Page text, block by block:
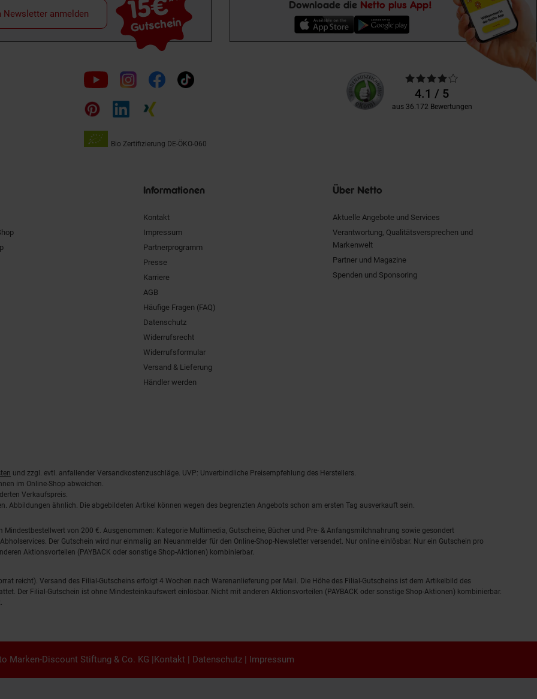
15€
Gutschein
Newsletter anmelden
Downloade die Netto plus App!
Folge
uns
auf
Bio Zertifizierung DE-ÖKO-060
Unsere
Kundenbewertungen
Durchschnittliche
Bewertungen4.1 / 5
aus 36.172 Bewertungen
Informationen
Kontakt
Impressum
Partnerprogramm
Presse
Karriere
AGB
Häufige Fragen (FAQ)
Datenschutz
Widerrufsrecht
Widerrufsformular
Versand & Lieferung
Händler werden
Über Netto
Aktuelle Angebote und Services
Verantwortung, Qualitätsversprechen und
Markenwelt
Partner und Magazine
Spenden und Sponsoring
und zzgl. evtl. anfallender Versandkostenzuschläge. UVP: Unverbindliche Preisempfehlung des Herstellers.
im Online-Shop abweichen.
Verkaufspreis.
Abbildungen ähnlich. Die abgebildeten Artikel können wegen des begrenzten Angebots schon am ersten Tag ausverkauft sein.
von 200 €. Ausgenommen: Kategorie Multimedia, Gutscheine, Bücher und Pre- & Anfangsmilchnahrung sowie gesondert
Der Gutschein wird nur einmalig an Neuanmelder für den Online-Shop-Newsletter versendet. Nur online einlösbar. Nur ein Gutschein pro
Aktionsvorteilen (PAYBACK oder sonstige Shop-Aktionen) kombinierbar.
reicht). Versand des Filial-Gutscheins erfolgt 4 Wochen nach Warenanlieferung per Mail. Die Höhe des Filial-Gutscheins ist dem Artikelbild des
Der Filial-Gutschein ist ohne Mindesteinkaufswert einlösbar. Nicht mit anderen Aktionsvorteilen (PAYBACK oder sonstige Shop-Aktionen) kombinierbar.
Marken-Discount Stiftung & Co. KG |Kontakt | Datenschutz| Impressum